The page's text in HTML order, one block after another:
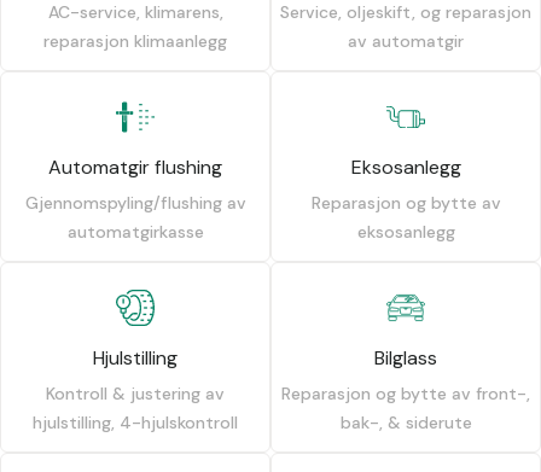
AC-service, klimarens,
reparasjon klimaanlegg
Service, oljeskift, og reparasjon
av automatgir
Automatgir flushing
Gjennomspyling/flushing av
automatgirkasse
Eksosanlegg
Reparasjon og bytte av
eksosanlegg
Hjulstilling
Kontroll & justering av
hjulstilling, 4-hjulskontroll
Bilglass
Reparasjon og bytte av front-,
bak-, & siderute